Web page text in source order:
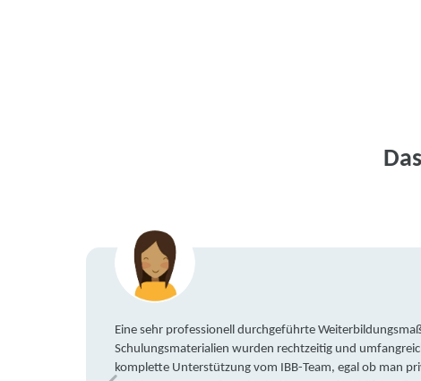
Eine sehr professionell durchgeführte
Schulungsmaterialien wurden rechtzeitig und
komplette Unterstützung vom IBB-Team, egal ob man